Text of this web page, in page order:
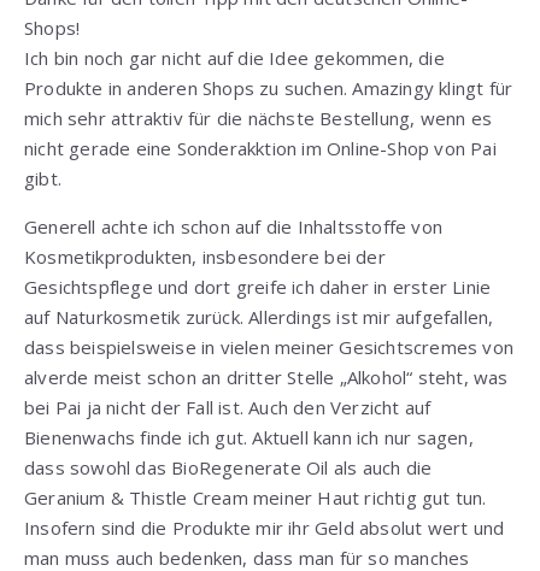
Shops!
Ich bin noch gar nicht auf die Idee gekommen, die
Produkte in anderen Shops zu suchen. Amazingy klingt für
mich sehr attraktiv für die nächste Bestellung, wenn es
nicht gerade eine Sonderakktion im Online-Shop von Pai
gibt.
Generell achte ich schon auf die Inhaltsstoffe von
Kosmetikprodukten, insbesondere bei der
Gesichtspflege und dort greife ich daher in erster Linie
auf Naturkosmetik zurück. Allerdings ist mir aufgefallen,
dass beispielsweise in vielen meiner Gesichtscremes von
alverde meist schon an dritter Stelle „Alkohol“ steht, was
bei Pai ja nicht der Fall ist. Auch den Verzicht auf
Bienenwachs finde ich gut. Aktuell kann ich nur sagen,
dass sowohl das BioRegenerate Oil als auch die
Geranium & Thistle Cream meiner Haut richtig gut tun.
Insofern sind die Produkte mir ihr Geld absolut wert und
man muss auch bedenken, dass man für so manches